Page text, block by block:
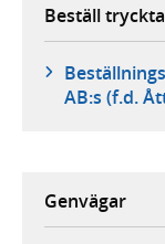
Beställ
AB:s (f.d.
Genvägar